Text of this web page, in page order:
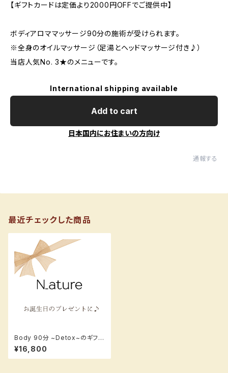
【ギフトカードは定価より2000円OFFでご提供中】
ボディアロママッサージ90分の施術が受けられます。
※全身のオイルマッサージ（足湯とヘッドマッサージ付き♪）
当店人気No. 3★のメニューです。
International shipping available
Add to cart
日本国内にお住まいの方向け
通報する
最近チェックした商品
Body 90分 ~Detox~のギフト
カード【ボディアロマ90分】
¥16,800